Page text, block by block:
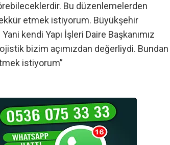
Bu düzenlemelerden
etmek istiyorum. Büyükşehir
kendi Yapı İşleri Daire Başkanımız
bizim açımızdan değerliydi. Bundan
istiyorum”